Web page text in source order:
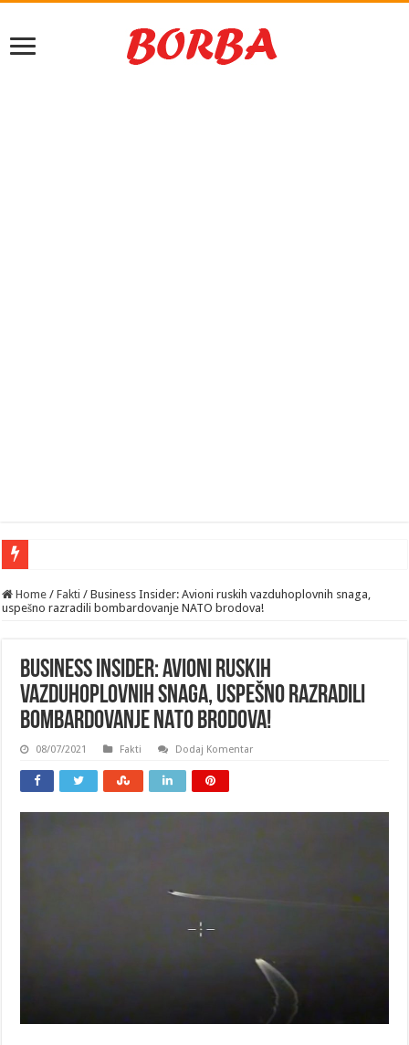
Home / Fakti / Business Insider: Avioni ruskih vazduhoplovnih snaga,
uspešno razradili bombardovanje NATO brodova!
Business Insider: Avioni ruskih
vazduhoplovnih snaga, uspešno razradili
bombardovanje NATO brodova!
08/07/2021 Fakti Dodaj Komentar